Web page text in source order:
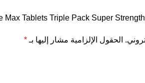
الحقول الإلزامية مشار إليها بـ *